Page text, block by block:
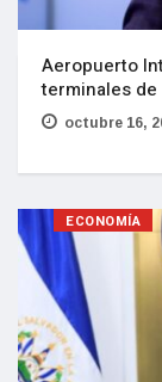
Aeropuerto
terminales
octubre 16,
ECONOMÍA